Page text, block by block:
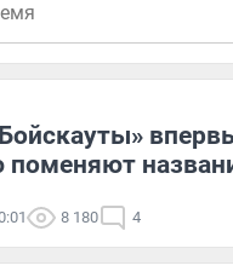
поменяют
8 180 4